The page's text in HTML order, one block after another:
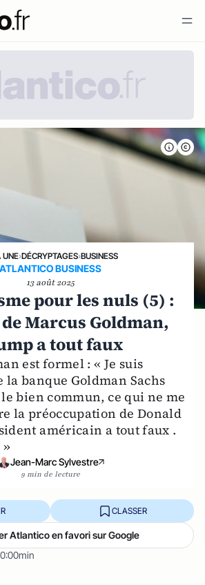
UNE›DÉCRYPTAGES›BUSINESS
ATLANTICO BUSINESS
13 août 2025
pour les nuls (5) :
Marcus Goldman,
a tout faux
est formel : « Je suis
la banque Goldman Sachs
bien commun, ce qui ne me
la préoccupation de Donald
américain a tout faux .
Jean-Marc Sylvestre
9 min de lecture
0:00min
CLASSER
Atlantico en favori sur Google